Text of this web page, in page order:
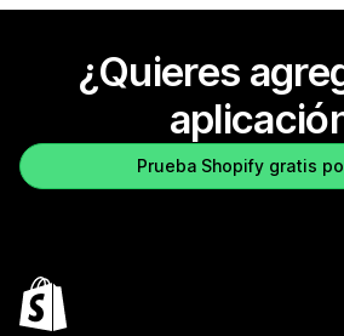
¿Quieres
Prueba Shopify gratis